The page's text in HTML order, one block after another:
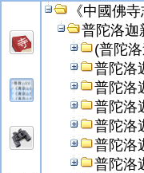
《中國佛寺
普陀洛迦
(普陀
普陀洛
普陀洛
普陀洛
普陀洛
普陀洛
普陀洛